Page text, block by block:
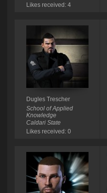
Likes received: 4
Dugles Trescher
School of Applied
Knowledge
Caldari State
Likes received: 0